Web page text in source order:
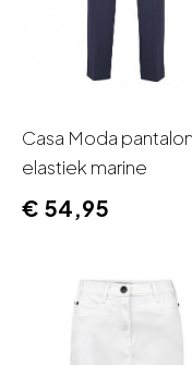
Casa Moda pantalon
elastiek marine
€ 54,95